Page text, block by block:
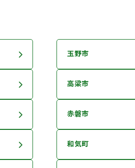
玉野市
高梁市
赤磐市
和気町